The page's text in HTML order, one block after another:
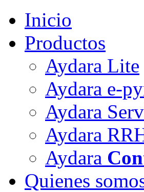
Inicio
Productos
Aydara Lite
Aydara e-
Aydara
Aydara
Aydara
Quienes